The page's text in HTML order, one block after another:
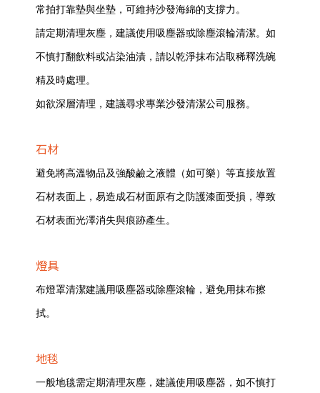
常拍打靠墊與坐墊，可維持沙發海綿的支撐力。
請定期清理灰塵，建議使用吸塵器或除塵滾輪清潔。如
不慎打翻飲料或沾染油漬，請以乾淨抹布沾取稀釋洗碗
精及時處理。
如欲深層清理，建議尋求專業沙發清潔公司服務。
石材
避免將高溫物品及強酸鹼之液體（如可樂）等直接放置
石材表面上，易造成石材面原有之防護漆面受損，導致
石材表面光澤消失與痕跡產生。
燈具
布燈罩清潔建議用吸塵器或除塵滾輪，避免用抹布擦
拭。
地毯
一般地毯需定期清理灰塵，建議使用吸塵器，如不慎打